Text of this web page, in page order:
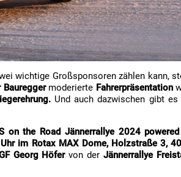
wichtige Großsponsoren zählen kann,
Bauregger moderierte Fahrerpräsentation
Und auch dazwischen gibt es
on the Road Jännerrallye 2024
im Rotax MAX Dome, Holzstraße 3,
Georg Höfervon der Jännerrallye